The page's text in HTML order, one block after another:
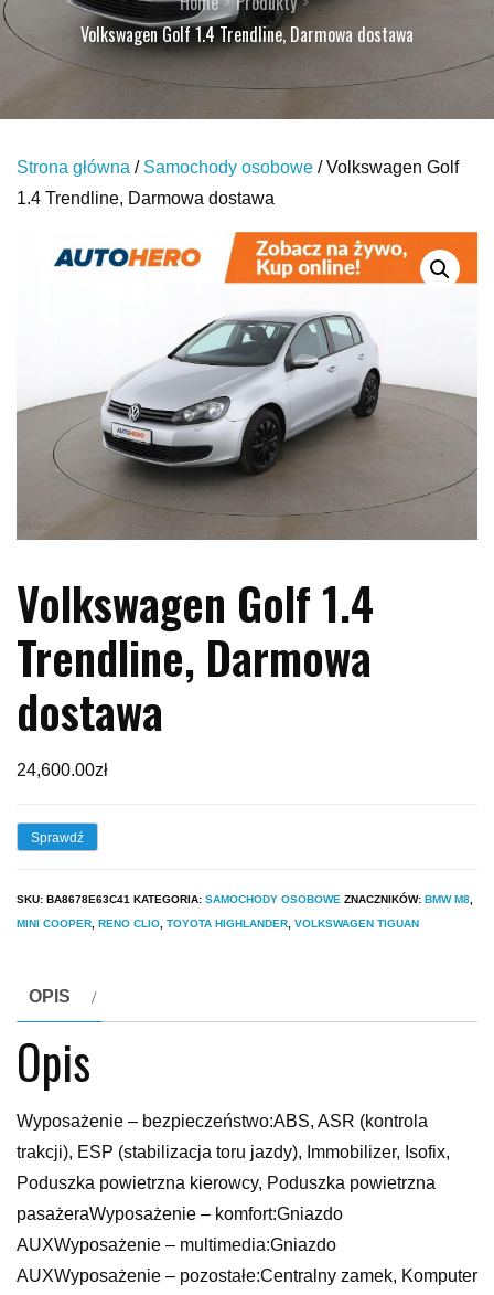
Volkswagen Golf 1.4 Trendline, Darmowa dostawa
Strona główna / Samochody osobowe / Volkswagen Golf
1.4 Trendline, Darmowa dostawa
Volkswagen Golf 1.4
Trendline, Darmowa
dostawa
24,600.00zł
Sprawdź
SKU: BA8678E63C41 KATEGORIA: SAMOCHODY OSOBOWE ZNACZNIKÓW: BMW M8
MINI COOPER RENO CLIO TOYOTA HIGHLANDER VOLKSWAGEN TIGUAN
OPIS
Opis
Wyposażenie – bezpieczeństwo:ABS, ASR (kontrola
trakcji), ESP (stabilizacja toru jazdy), Immobilizer, Isofix,
Poduszka powietrzna kierowcy, Poduszka powietrzna
pasażeraWyposażenie – komfort:Gniazdo
AUXWyposażenie – multimedia:Gniazdo
AUXWyposażenie – pozostałe:Centralny zamek, Komputer